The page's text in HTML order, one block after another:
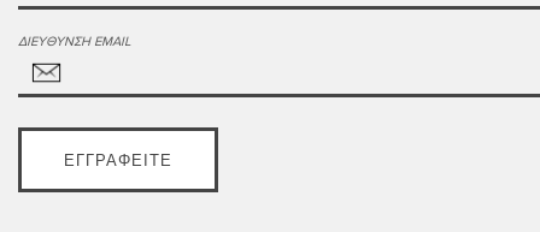
ΔΙΕΎΘΥΝΣΗ EMAIL
ΕΓΓΡΑΦΕΊΤΕ